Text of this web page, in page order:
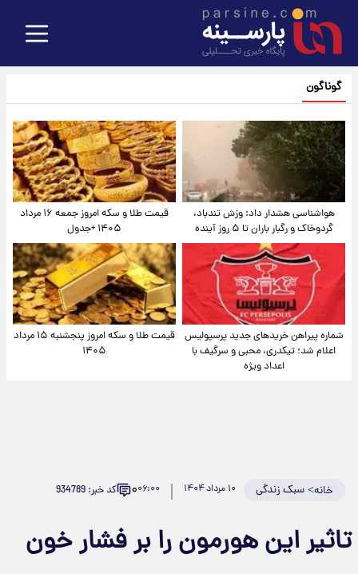
گوناگون
هواشناسی هشدار داد: وزش تندباد،
گردوخاک و رگبار باران تا ۵ روز آینده
قیمت طلا و سکه امروز جمعه ۱۶ مرداد
۱۴۰۵ +جدول
شماره پیراهن خریدهای جدید پرسپولیس
اعلام شد؛ تیکدری، محبی و سرگیف با
اعداد ویژه
قیمت طلا و سکه امروز پنجشنبه ۱۵ مرداد
۱۴۰۵
خانه>سبک زندگی ۱۰ مرداد ۱۴۰۴ ۰۶:۰۰۰ کد خبر: 934789
تاثیر این هورمون را بر فشار خون